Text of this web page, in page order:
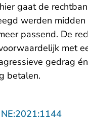
gaat de
werden
passend. De
met
gedrag
betalen.
- U